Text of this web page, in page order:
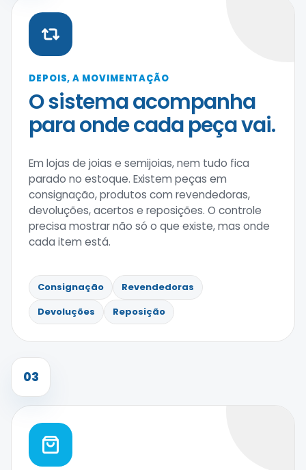
DEPOIS, A MOVIMENTAÇÃO
O sistema acompanha
para onde cada peça vai.
Em lojas de joias e semijoias, nem tudo fica
parado no estoque. Existem peças em
consignação, produtos com revendedoras,
devoluções, acertos e reposições. O controle
precisa mostrar não só o que existe, mas onde
cada item está.
Consignação
Revendedoras
Devoluções
Reposição
03